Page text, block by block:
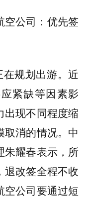
空公司：优先签
在规划出游。近
紧缺等因素影
出现不同程度缩
消的情况。中
朱耀春表示，所
退改签全程不收
空公司要通过短